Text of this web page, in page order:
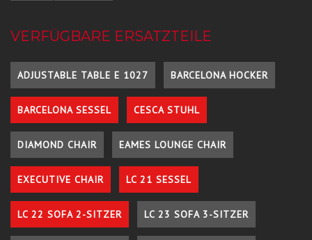
VERFÜGBARE ERSATZTEILE
ADJUSTABLE TABLE E 1027 BARCELONA HOCKER
BARCELONA SESSEL CESCA STUHL
DIAMOND CHAIR EAMES LOUNGE CHAIR
EXECUTIVE CHAIR LC 21 SESSEL
LC 22 SOFA 2-SITZER LC 23 SOFA 3-SITZER